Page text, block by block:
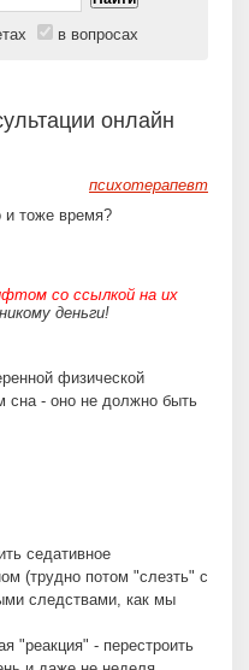
в вопросах
онлайн
психотерапевт
и тоже время?
со ссылкой на их
деньги!
физической
сна - оно не должно быть
седативное
(трудно потом "слезть" с
следствами, как мы
"реакция" - перестроить